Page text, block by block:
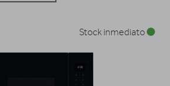
Stock inmediato